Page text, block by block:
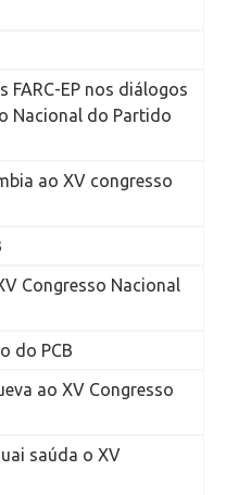
FARC-EP nos diálogos
Nacional do Partido
ao XV congresso
Congresso Nacional
do PCB
ao XV Congresso
saúda o XV